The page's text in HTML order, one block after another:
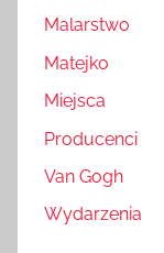
Malarstwo
Matejko
Miejsca
Producenci
Van Gogh
Wydarzenia